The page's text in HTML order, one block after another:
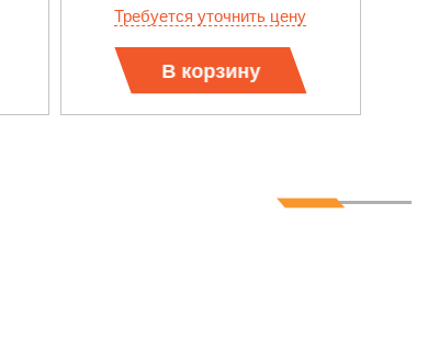
Требуется уточнить цену
В корзину